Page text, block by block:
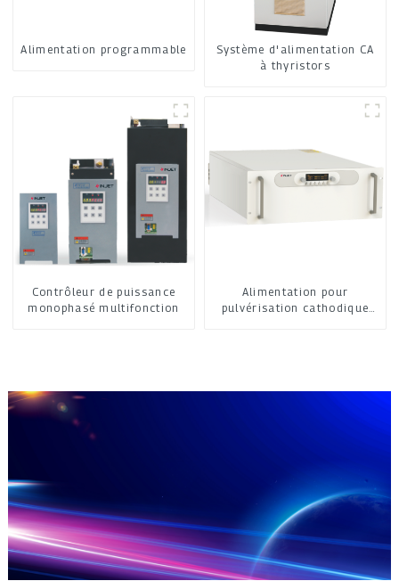
Alimentation programmable
Système d'alimentation CA
à thyristors
Contrôleur de puissance
monophasé multifonction
Alimentation pour
pulvérisation cathodique